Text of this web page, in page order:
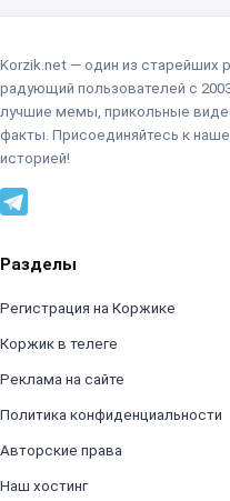
Korzik.net — один из старейших
радующий пользователей с
лучшие мемы, прикольные
факты. Присоединяйтесь к
историей!
Разделы
Регистрация на Коржике
Коржик в телеге
Реклама на сайте
Политика конфиденциальности
Авторские права
Наш хостинг